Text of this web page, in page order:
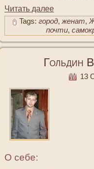
Читать далее
Tags: город,женат,
почти,
Гольдин
13
О себе: